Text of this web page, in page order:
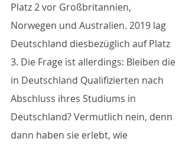
Platz 2 vor Großbritannien,
Norwegen und Australien. 2019 lag
Deutschland diesbezüglich auf Platz
3. Die Frage ist allerdings: Bleiben die
in Deutschland Qualifizierten nach
Abschluss ihres Studiums in
Deutschland? Vermutlich nein, denn
dann haben sie erlebt, wie